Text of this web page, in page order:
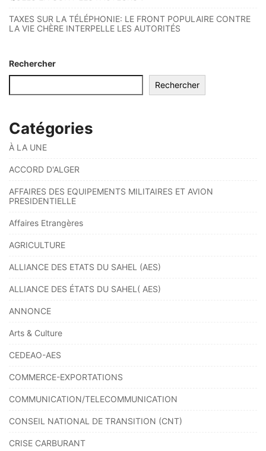
TAXES SUR LA TÉLÉPHONIE: LE FRONT POPULAIRE CONTRE
LA VIE CHÈRE INTERPELLE LES AUTORITÉS
Rechercher
Rechercher
Catégories
À LA UNE
ACCORD D'ALGER
AFFAIRES DES EQUIPEMENTS MILITAIRES ET AVION
PRESIDENTIELLE
Affaires Etrangères
AGRICULTURE
ALLIANCE DES ETATS DU SAHEL (AES)
ALLIANCE DES ÉTATS DU SAHEL( AES)
ANNONCE
Arts & Culture
CEDEAO-AES
COMMERCE-EXPORTATIONS
COMMUNICATION/TELECOMMUNICATION
CONSEIL NATIONAL DE TRANSITION (CNT)
CRISE CARBURANT